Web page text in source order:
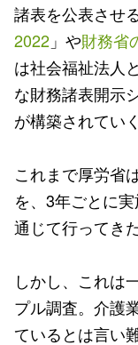
諸表を公表させ
2022 」や財務省
は社会福祉法人
な財務諸表開示
が構築されてい
これまで厚労省
を、3年ごとに
通じて行ってきた
しかし、これは
プル調査。介護
ているとは言い